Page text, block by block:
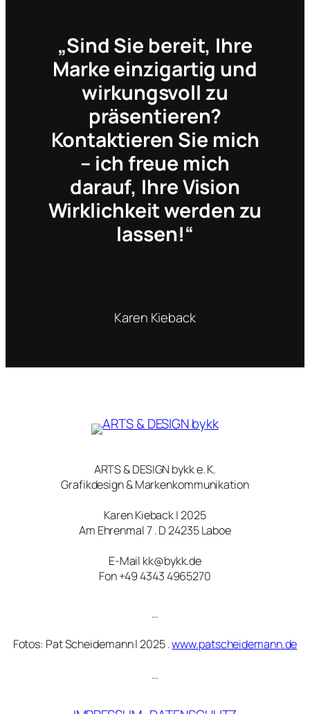
„Sind Sie bereit, Ihre
Marke einzigartig und
wirkungsvoll zu
präsentieren?
Kontaktieren Sie mich
– ich freue mich
darauf, Ihre Vision
Wirklichkeit werden zu
lassen!“
Karen Kieback
ARTS & DESIGN bykk e. K.
Grafikdesign & Markenkommunikation
Karen Kieback | 2025
Am Ehrenmal 7 . D 24235 Laboe
E-Mail kk@bykk.de
Fon +49 4343 4965270
…
Fotos: Pat Scheidemann | 2025 .www.patscheidemann.de
…